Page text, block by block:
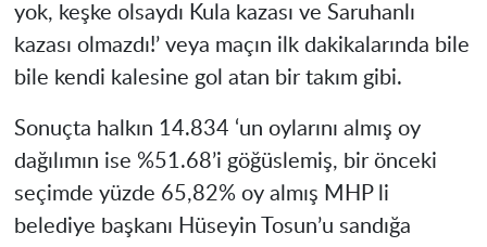
yok, keşke olsaydı Kula kazası ve Saruhanlı
kazası olmazdı!’ veya maçın ilk dakikalarında bile
bile kendi kalesine gol atan bir takım gibi.
Sonuçta halkın 14.834 ‘un oylarını almış oy
dağılımın ise %51.68’i göğüslemiş, bir önceki
seçimde yüzde 65,82% oy almış MHP li
belediye başkanı Hüseyin Tosun’u sandığa